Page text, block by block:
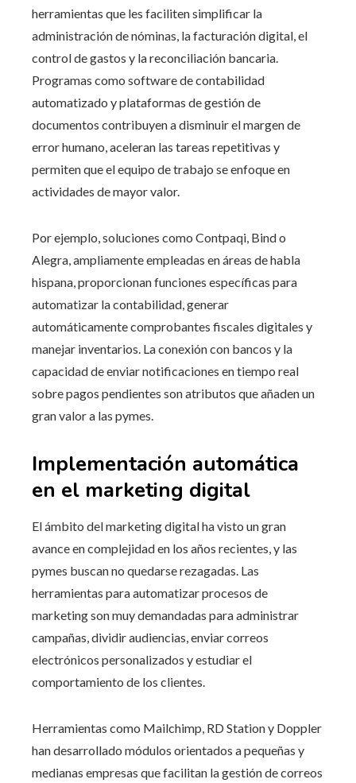
herramientas que les faciliten simplificar la
administración de nóminas, la facturación digital, el
control de gastos y la reconciliación bancaria.
Programas como software de contabilidad
automatizado y plataformas de gestión de
documentos contribuyen a disminuir el margen de
error humano, aceleran las tareas repetitivas y
permiten que el equipo de trabajo se enfoque en
actividades de mayor valor.
Por ejemplo, soluciones como Contpaqi, Bind o
Alegra, ampliamente empleadas en áreas de habla
hispana, proporcionan funciones específicas para
automatizar la contabilidad, generar
automáticamente comprobantes fiscales digitales y
manejar inventarios. La conexión con bancos y la
capacidad de enviar notificaciones en tiempo real
sobre pagos pendientes son atributos que añaden un
gran valor a las pymes.
Implementación automática
en el marketing digital
El ámbito del marketing digital ha visto un gran
avance en complejidad en los años recientes, y las
pymes buscan no quedarse rezagadas. Las
herramientas para automatizar procesos de
marketing son muy demandadas para administrar
campañas, dividir audiencias, enviar correos
electrónicos personalizados y estudiar el
comportamiento de los clientes.
Herramientas como Mailchimp, RD Station y Doppler
han desarrollado módulos orientados a pequeñas y
medianas empresas que facilitan la gestión de correos